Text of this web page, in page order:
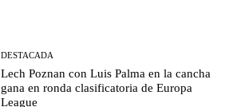
DESTACADA
Lech Poznan con Luis Palma en la cancha
gana en ronda clasificatoria de Europa
League